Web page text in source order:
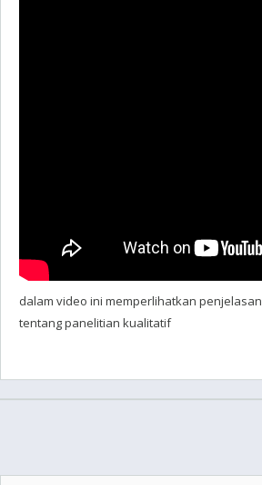
dalam video ini memperlihatkan
tentang panelitian kualitatif